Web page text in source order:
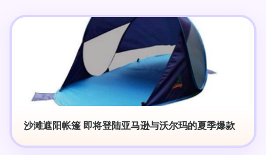
沙滩遮阳帐篷 即将登陆亚马逊与沃尔玛的夏季爆款